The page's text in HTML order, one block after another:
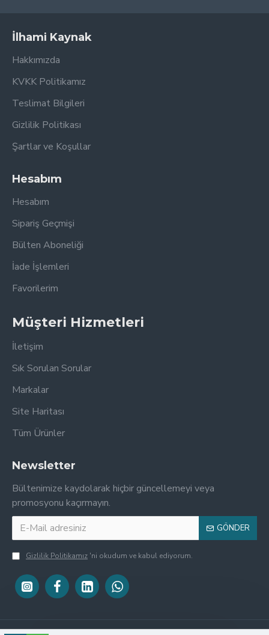
İlhami Kaynak
Hakkımızda
KVKK Politikamız
Teslimat Bilgileri
Gizlilik Politikası
Şartlar ve Koşullar
Hesabım
Hesabım
Sipariş Geçmişi
Bülten Aboneliği
İade İşlemleri
Favorilerim
Müşteri Hizmetleri
İletişim
Sık Sorulan Sorular
Markalar
Site Haritası
Tüm Ürünler
Newsletter
Bültenimize kaydolarak hiçbir güncellemeyi veya
promosyonu kaçırmayın.
GÖNDER
Gizlilik Politikamız 'ni okudum ve kabul ediyorum.